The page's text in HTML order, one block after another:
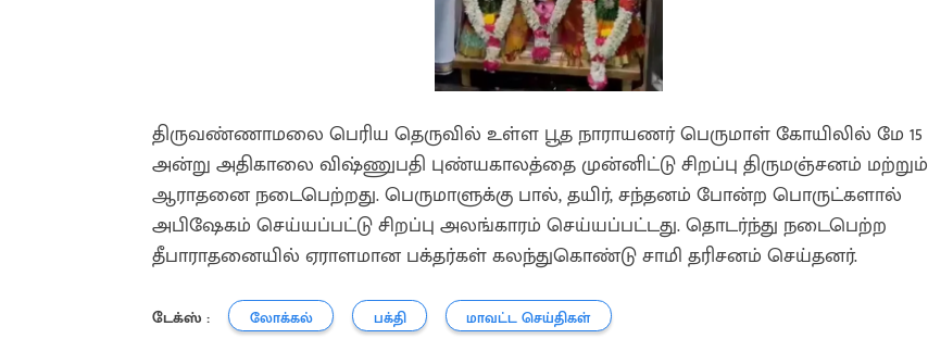
திருவண்ணாமலை பெரிய தெருவில் உள்ள பூத நாராயணர் பெருமாள் கோயிலில் மே 15
அன்று அதிகாலை விஷ்ணுபதி புண்யகாலத்தை முன்னிட்டு சிறப்பு திருமஞ்சனம் மற்றும்
ஆராதனை நடைபெற்றது. பெருமாளுக்கு பால், தயிர், சந்தனம் போன்ற பொருட்களால்
அபிஷேகம் செய்யப்பட்டு சிறப்பு அலங்காரம் செய்யப்பட்டது. தொடர்ந்து நடைபெற்ற
தீபாராதனையில் ஏராளமான பக்தர்கள் கலந்துகொண்டு சாமி தரிசனம் செய்தனர்.
டேக்ஸ் : லோக்கல் பக்தி மாவட்ட செய்திகள்